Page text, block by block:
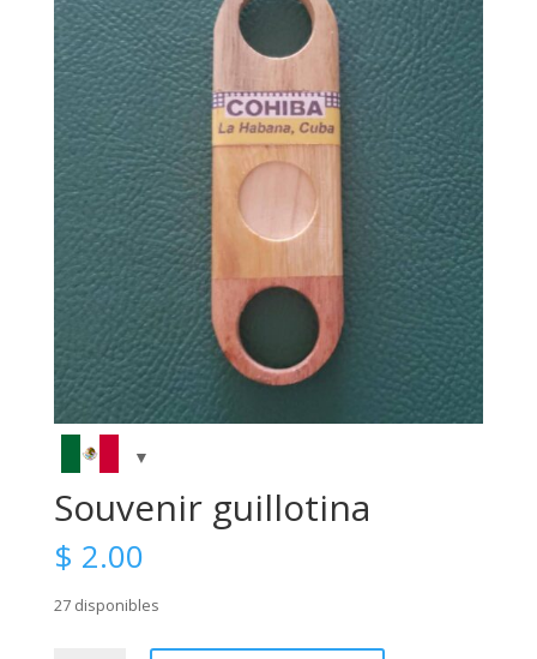
Souvenir guillotina
$ 2.00
27 disponibles